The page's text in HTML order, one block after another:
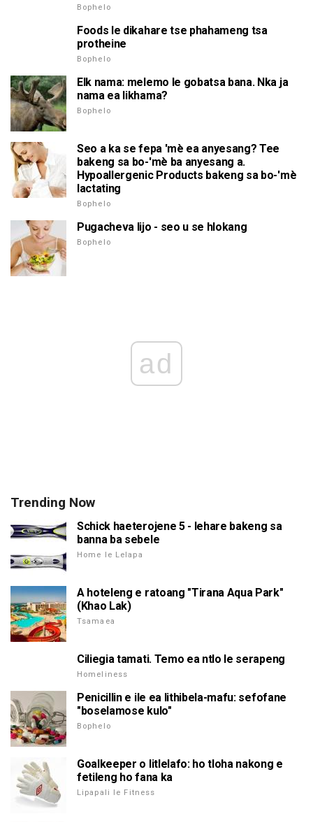
Bophelo
Foods le dikahare tse phahameng tsa
protheine
Bophelo
Elk nama: melemo le gobatsa bana. Nka ja
nama ea likhama?
Bophelo
Seo a ka se fepa 'mè ea anyesang? Tee
bakeng sa bo-'mè ba anyesang a.
Hypoallergenic Products bakeng sa bo-'mè
lactating
Bophelo
Pugacheva lijo - seo u se hlokang
Bophelo
ad
Trending Now
Schick haeterojene 5 - lehare bakeng sa
banna ba sebele
Home le Lelapa
A hoteleng e ratoang "Tirana Aqua Park"
(Khao Lak)
Tsamaea
Ciliegia tamati. Temo ea ntlo le serapeng
Homeliness
Penicillin e ile ea lithibela-mafu: sefofane
"boselamose kulo"
Bophelo
Goalkeeper o litlelafo: ho tloha nakong e
fetileng ho fana ka
Lipapali le Fitness